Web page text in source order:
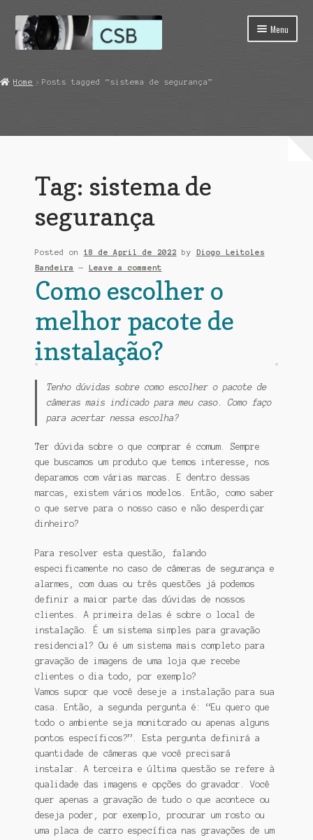
Skip
to
Skip
to
Menu
Minha conta
Quem Somos
Home Posts tagged “sistema de segurança”
Tag: sistema de
segurança
Posted on 18 de April de 2022 by
Diogo Leitoles
Bandeira
— Leave a comment
Como escolher o
melhor pacote de
instalação?
Tenho dúvidas sobre como escolher o pacote de
câmeras mais indicado para meu caso. Como faço
para acertar nessa escolha?
Ter dúvida sobre o que comprar é comum. Sempre
que buscamos um produto que temos interesse, nos
deparamos com várias marcas. E dentro dessas
marcas, existem vários modelos. Então, como saber
o que serve para o nosso caso e não desperdiçar
dinheiro?
Para resolver esta questão, falando
especificamente no caso de câmeras de segurança e
alarmes, com duas ou três questões já podemos
definir a maior parte das dúvidas de nossos
clientes. A primeira delas é sobre o local de
instalação. É um sistema simples para gravação
residencial? Ou é um sistema mais completo para
gravação de imagens de uma loja que recebe
clientes o dia todo, por exemplo?
Vamos supor que você deseje a instalação para sua
casa. Então, a segunda pergunta é: “Eu quero que
todo o ambiente seja monitorado ou apenas alguns
pontos específicos?”. Esta pergunta definirá a
quantidade de câmeras que você precisará
instalar. A terceira e última questão se refere à
qualidade das imagens e opções do gravador. Você
quer apenas a gravação de tudo o que acontece ou
deseja poder, por exemplo, procurar um rosto ou
uma placa de carro específica nas gravações de um